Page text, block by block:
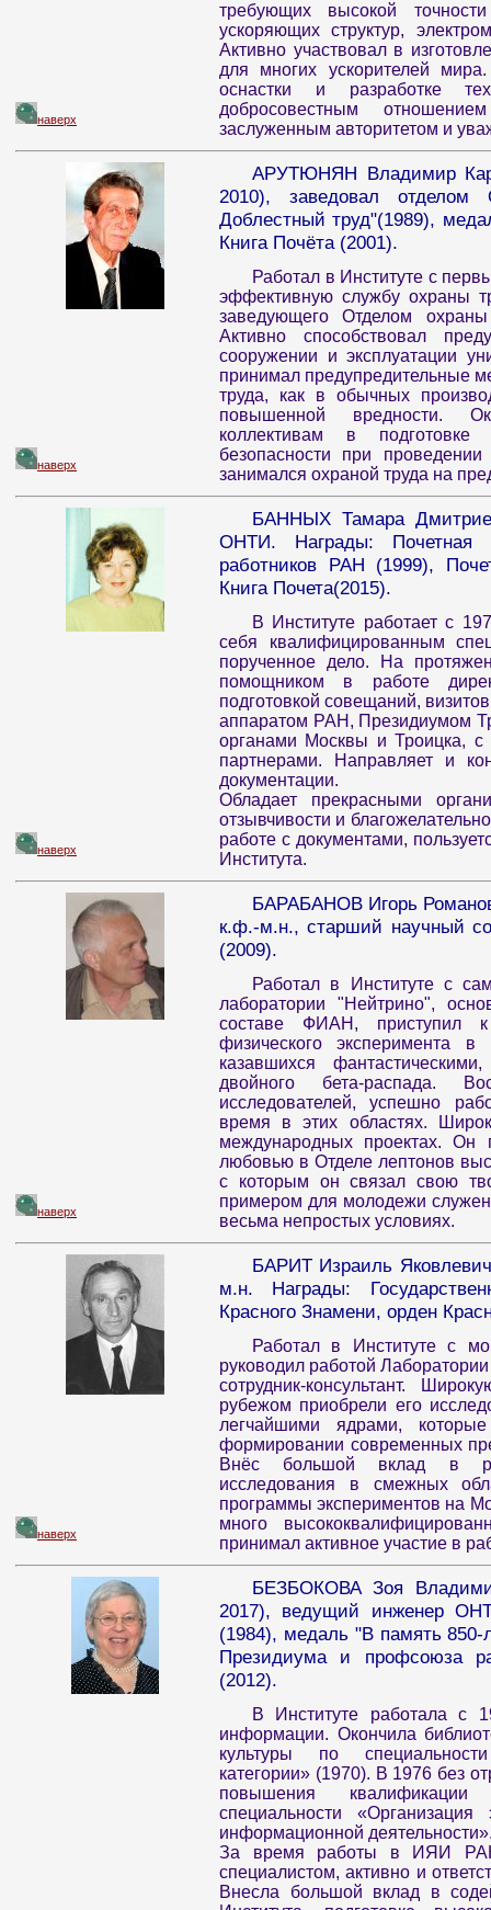
требующих высокой
ускоряющих структур,
Активно участвовал в
для многих ускорителей
оснастки и разработке
добросовестным
заслуженным авторитетом и
наверх
АРУТЮНЯН Владимир
2010), заведовал
Доблестный труд"(1989),
Книга Почёта (2001).
Работал в Институте с
эффективную службу охраны
заведующего Отделом
Активно способствовал
сооружении и эксплуатации
принимал предупредительные
труда, как в обычных
повышенной вредности.
коллективам в
безопасности при
занимался охраной труда на
наверх
БАННЫХ Тамара
ОНТИ. Награды: Почетная
работников РАН (1999),
Книга Почета(2015).
В Институте работает с
себя квалифицированным
порученное дело. На
помощником в работе
подготовкой совещаний,
аппаратом РАН, Президиумом
органами Москвы и Троицка, с
партнерами. Направляет и
документации.
Обладает прекрасными
отзывчивости и
работе с документами,
Института.
наверх
БАРАБАНОВ Игорь
к.ф.-м.н., старший научный
(2009).
Работал в Институте с
лаборатории "Нейтрино",
составе ФИАН, приступил к
физического
казавшихся
двойного бета-распада.
исследователей, успешно
время в этих областях.
международных проектах. Он
любовью в Отделе лептонов
с которым он связал свою
примером для молодежи
весьма непростых условиях.
наверх
БАРИТ Израиль
м.н. Награды:
Красного Знамени, орден
Работал в Институте с
руководил работой
сотрудник-консультант.
рубежом приобрели его
легчайшими ядрами,
формировании современных
Внёс большой вклад в
исследования в смежных
программы экспериментов на
много
принимал активное участие в
наверх
БЕЗБОКОВА Зоя
2017), ведущий инженер
(1984), медаль "В память 850-
Президиума и профсоюза
(2012).
В Институте работала с
информации. Окончила
культуры по
категории» (1970). В 1976 без
повышения
специальности
информационной
За время работы в ИЯИ РАН
специалистом, активно и
Внесла большой вклад в